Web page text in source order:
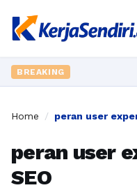
BREAKING
Home / peran user
peran user
SEO